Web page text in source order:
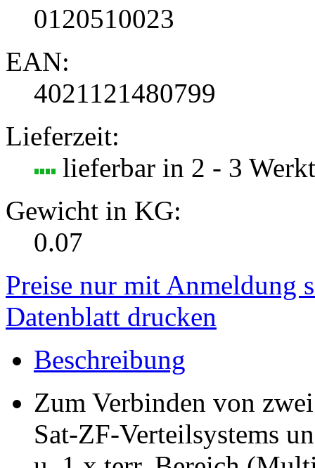
0120510023
EAN:
4021121480799
Lieferzeit:
lieferbar in 2 - 3
Gewicht in KG:
0.07
Preise nur mit Anmeldung
Datenblatt drucken
Beschreibung
Zum Verbinden von
Sat-ZF-Verteilsystems